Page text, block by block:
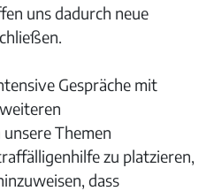
uns dadurch neue
Gespräche mit
Themen
zu platzieren,
dass